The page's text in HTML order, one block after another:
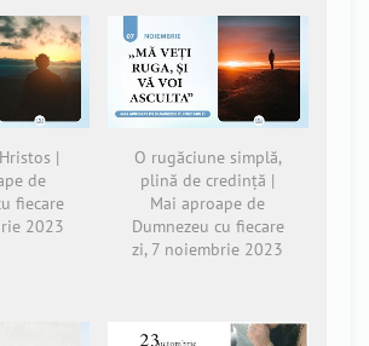
|
de
fiecare
2023
O rugăciune simplă,
plină de credință |
Mai aproape de
Dumnezeu cu fiecare
zi, 7 noiembrie 2023